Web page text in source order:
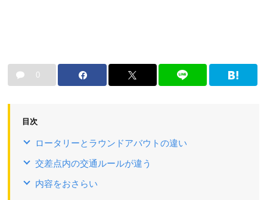
0
目次
ロータリーとラウンドアバウトの違い
交差点内の交通ルールが違う
内容をおさらい